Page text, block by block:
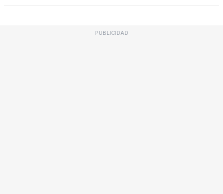
PUBLICIDAD